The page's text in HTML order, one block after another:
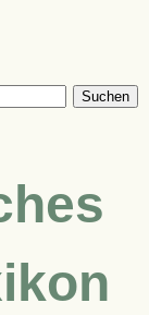
Suchen